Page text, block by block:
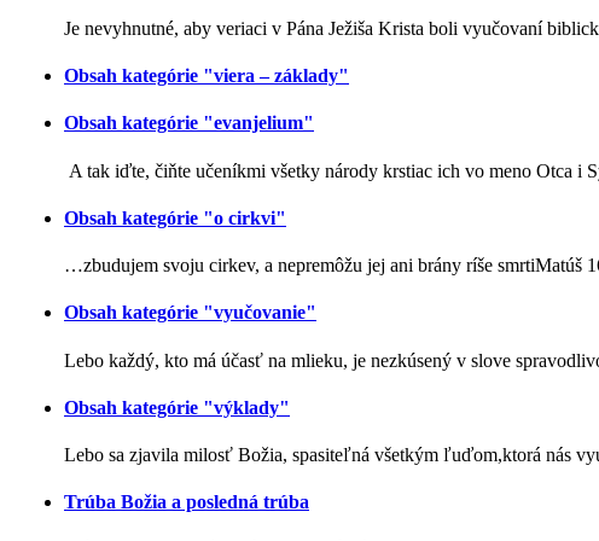
Je nevyhnutné, aby veriaci v Pána Ježiša Krista boli vyučovaní
Obsah kategórie "viera – základy"
Obsah kategórie "evanjelium"
A tak iďte, čiňte učeníkmi všetky národy krstiac ich vo meno Otca i
Obsah kategórie "o cirkvi"
…zbudujem svoju cirkev, a nepremôžu jej ani brány ríše smrtiMatúš
Obsah kategórie "vyučovanie"
Lebo každý, kto má účasť na mlieku, je nezkúsený v slove
Obsah kategórie "výklady"
Lebo sa zjavila milosť Božia, spasiteľná všetkým ľuďom,ktorá nás
Trúba Božia a posledná trúba